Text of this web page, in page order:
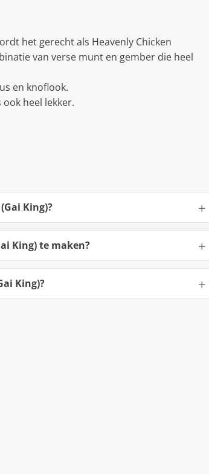
het gerecht als Heavenly Chicken
van verse munt en gember die heel
en knoflook.
heel lekker.
King)?
King) te maken?
King)?